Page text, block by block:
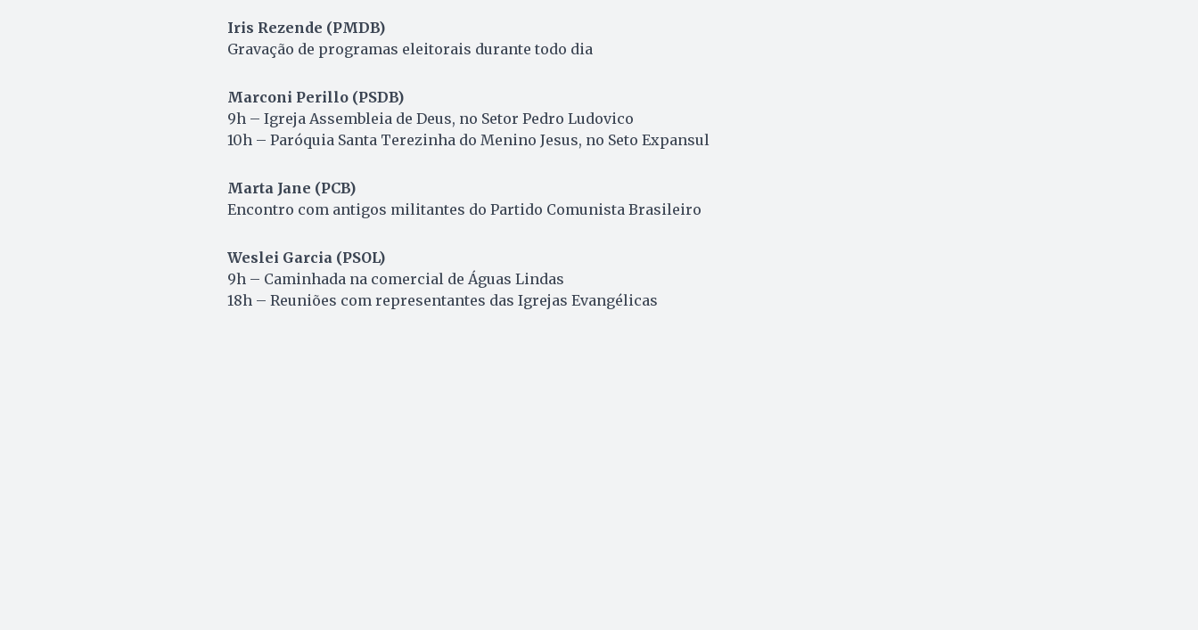
Iris Rezende (PMDB)
Gravação de programas eleitorais durante todo dia
Marconi Perillo (PSDB)
9h – Igreja Assembleia de Deus, no Setor Pedro Ludovico
10h – Paróquia Santa Terezinha do Menino Jesus, no Seto Expansul
Marta Jane (PCB)
Encontro com antigos militantes do Partido Comunista Brasileiro
Weslei Garcia (PSOL)
9h – Caminhada na comercial de Águas Lindas
18h – Reuniões com representantes das Igrejas Evangélicas